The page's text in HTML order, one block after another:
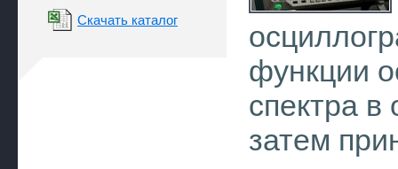
Скачать каталог
функции
спектра в
затем